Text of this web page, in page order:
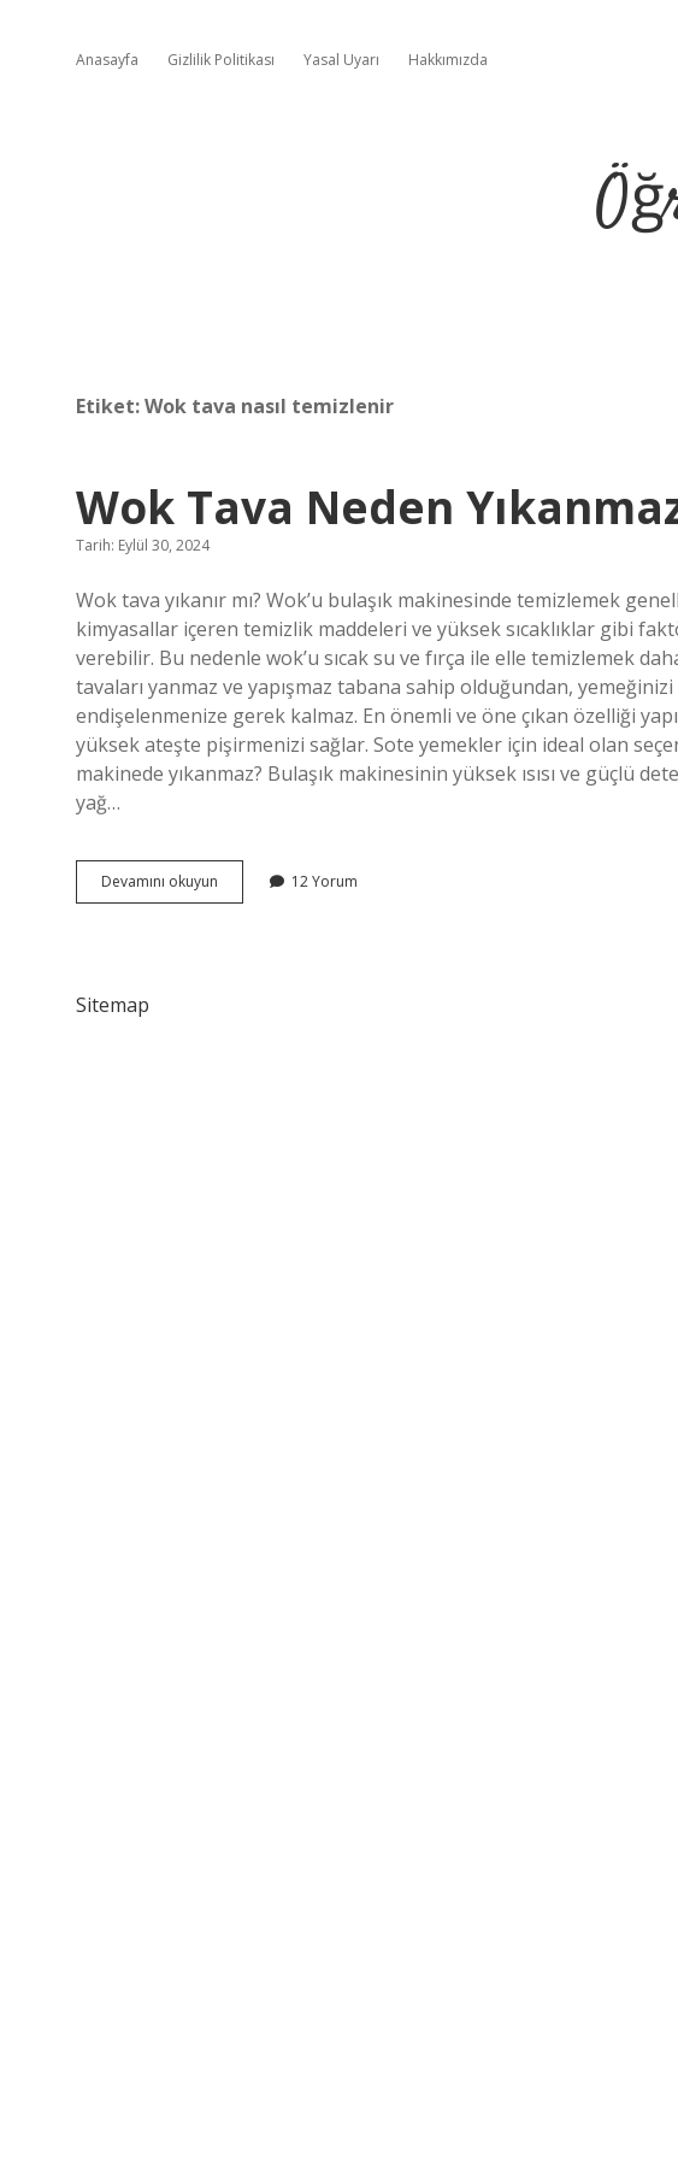
Anasayfa Gizlilik Politikası Yasal Uyarı Hakkımızda
Etiket:Wok tava nasıl temizlenir
Wok Tava Neden
Tarih: Eylül 30, 2024
Wok tava yıkanır mı? Wok’u bulaşık makinesinde temizlemek
kimyasallar içeren temizlik maddeleri ve yüksek sıcaklıklar gibi
verebilir. Bu nedenle wok’u sıcak su ve fırça ile elle temizlemek
tavaları yanmaz ve yapışmaz tabana sahip olduğundan,
endişelenmenize gerek kalmaz. En önemli ve öne çıkan özelliği
yüksek ateşte pişirmenizi sağlar. Sote yemekler için ideal olan
makinede yıkanmaz? Bulaşık makinesinin yüksek ısısı ve güçlü
yağ…
Devamını okuyun
Tava
12 Yorum
Sitemap